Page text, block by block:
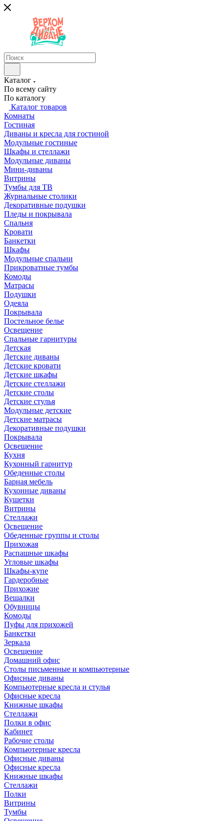
Каталог
По всему сайту
По каталогу
Каталог товаров
Комнаты
Гостиная
Диваны и кресла для гостиной
Модульные гостиные
Шкафы и стеллажи
Модульные диваны
Мини-диваны
Витрины
Тумбы для ТВ
Журнальные столики
Декоративные подушки
Пледы и покрывала
Спальня
Кровати
Банкетки
Шкафы
Модульные спальни
Прикроватные тумбы
Комоды
Матрасы
Подушки
Одеяла
Покрывала
Постельное белье
Освещение
Спальные гарнитуры
Детская
Детские диваны
Детские кровати
Детские шкафы
Детские стеллажи
Детские столы
Детские стулья
Модульные детские
Детские матрасы
Декоративные подушки
Покрывала
Освещение
Кухня
Кухонный гарнитур
Обеденные столы
Барная мебель
Кухонные диваны
Кушетки
Витрины
Стеллажи
Освещение
Обеденные группы и столы
Прихожая
Распашные шкафы
Угловые шкафы
Шкафы-купе
Гардеробные
Прихожие
Вешалки
Обувницы
Комоды
Пуфы для прихожей
Банкетки
Зеркала
Освещение
Домашний офис
Столы письменные и компьютерные
Офисные диваны
Компьютерные кресла и стулья
Офисные кресла
Книжные шкафы
Стеллажи
Полки в офис
Кабинет
Рабочие столы
Компьютерные кресла
Офисные диваны
Офисные кресла
Книжные шкафы
Стеллажи
Полки
Витрины
Тумбы